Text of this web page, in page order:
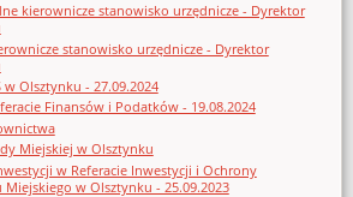
kierownicze stanowisko urzędnicze - Dyrektor
stanowisko urzędnicze - Dyrektor
w Olsztynku - 27.09.2024
Finansów i Podatków - 19.08.2024
Miejskiej w Olsztynku
w Referacie Inwestycji i Ochrony
w Olsztynku - 25.09.2023